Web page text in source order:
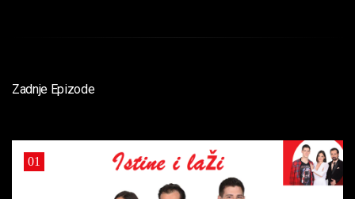
Zadnje Epizode
01